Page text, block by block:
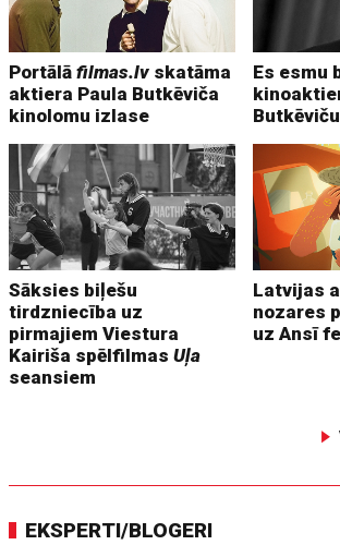
Portālāfilmas.lv skatāma
aktiera Paula Butkēviča
kinolomu izlase
Es esmu
Butkēviču
Sāksies biļešu
tirdzniecība uz
pirmajiem Viestura
Kairiša spēlfilmasUļa
seansiem
Latvijas
nozares
uz Ansī
EKSPERTI/BLOGERI